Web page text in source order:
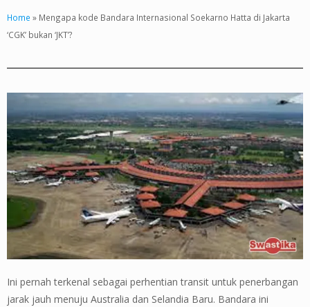
Home » Mengapa kode Bandara Internasional Soekarno Hatta di Jakarta
‘CGK’ bukan ‘JKT’?
Ini pernah terkenal sebagai perhentian transit untuk penerbangan
jarak jauh menuju Australia dan Selandia Baru. Bandara ini